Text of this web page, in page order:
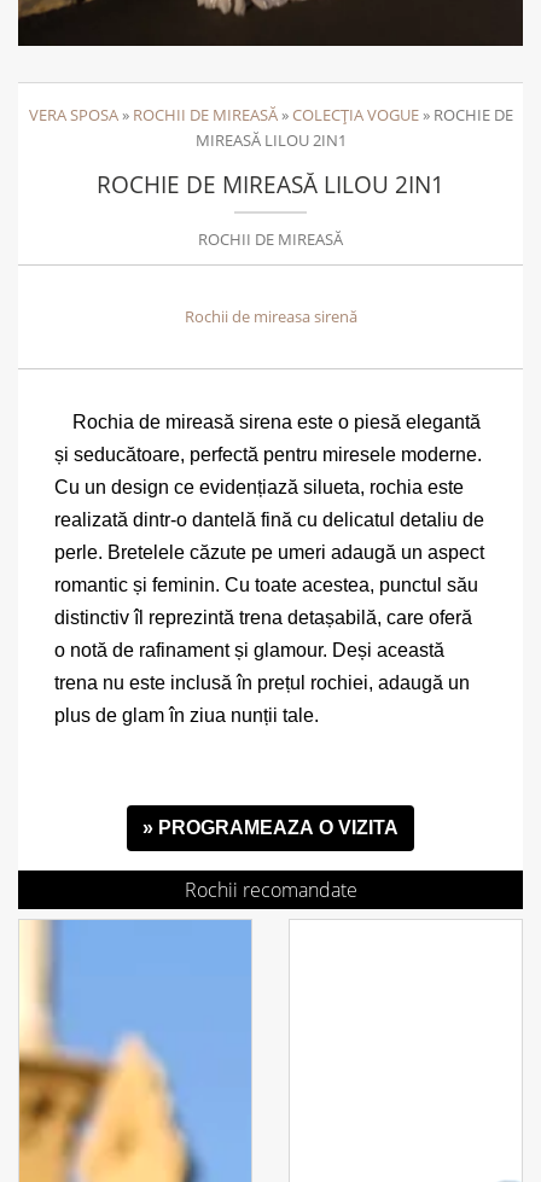
VERA SPOSA» ROCHII DE MIREASĂ»COLECȚIA VOGUE» ROCHIE DE
MIREASĂ LILOU 2IN1
ROCHIE DE MIREASĂ LILOU 2IN1
ROCHII DE MIREASĂ
Rochii de mireasa sirenă
Rochia de mireasă sirena este o piesă elegantă
și seducătoare, perfectă pentru miresele moderne.
Cu un design ce evidențiază silueta, rochia este
realizată dintr-o dantelă fină cu delicatul detaliu de
perle. Bretelele căzute pe umeri adaugă un aspect
romantic și feminin. Cu toate acestea, punctul său
distinctiv îl reprezintă trena detașabilă, care oferă
o notă de rafinament și glamour. Deși această
trena nu este inclusă în prețul rochiei, adaugă un
plus de glam în ziua nunții tale.
» PROGRAMEAZA O VIZITA
Rochii recomandate